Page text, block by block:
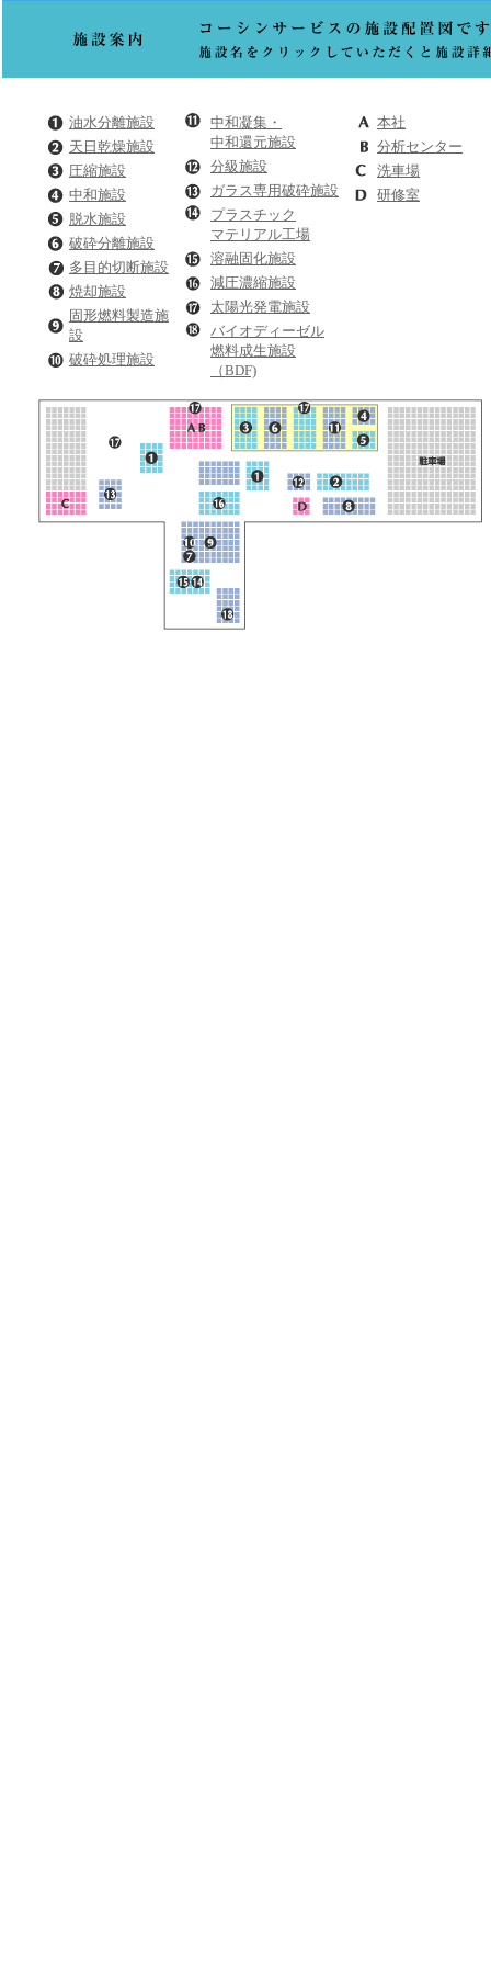
油水分離施設
天日乾燥施設
圧縮施設
中和施設
脱水施設
破砕分離施設
多目的切断施設
焼却施設
固形燃料製造施
設
破砕処理施設
中和凝集・
中和還元施設
分級施設
ガラス専用破砕施設
プラスチック
マテリアル工場
溶融固化施設
減圧濃縮施設
太陽光発電施設
バイオディーゼル
燃料成生施設
（BDF)
本社
分析センター
洗車場
研修室